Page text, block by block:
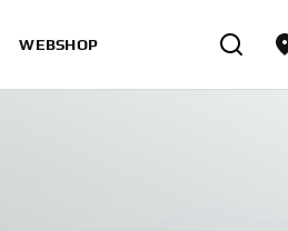
WEBSHOP